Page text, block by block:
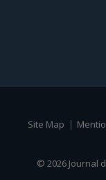
Site Map
© 2026 Journal